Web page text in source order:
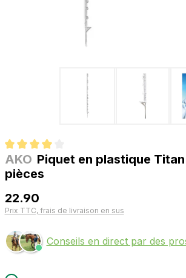
Note moyenne de 4 sur 5 étoiles
AKO Piquet en plastique Titan
pièces
22.90
Prix TTC, frais de livraison en sus
Conseils en direct par des